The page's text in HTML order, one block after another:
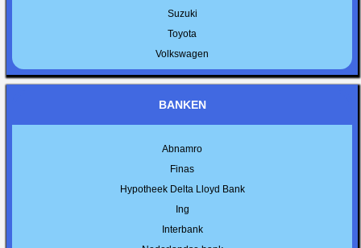
Suzuki
Toyota
Volkswagen
BANKEN
Abnamro
Finas
Hypotheek Delta Lloyd Bank
Ing
Interbank